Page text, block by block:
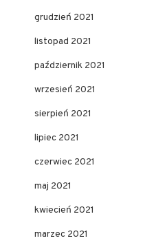
grudzień 2021
listopad 2021
październik 2021
wrzesień 2021
sierpień 2021
lipiec 2021
czerwiec 2021
maj 2021
kwiecień 2021
marzec 2021